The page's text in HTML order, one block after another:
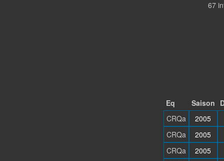
67
Eq Saison
CRQa
2005
CRQa
2005
CRQa
2005